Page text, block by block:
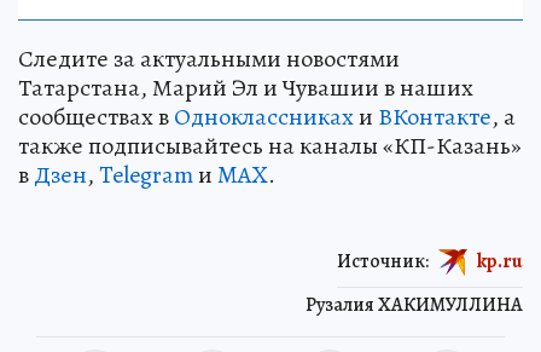
Следите за актуальными новостями
Татарстана, Марий Эл и Чувашии в наших
сообществах вОдноклассникахи ВКонтакте, а
также подписывайтесь на каналы «КП-Казань»
вДзен,TelegramиMAX.
Рузалия ХАКИМУЛЛИНА
Источник: kp.ru